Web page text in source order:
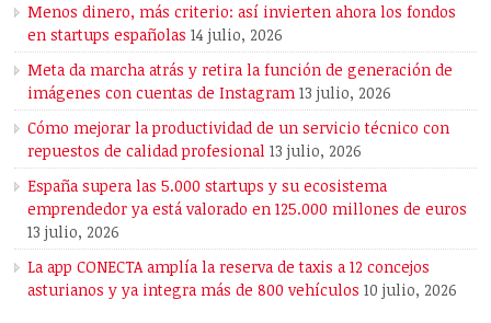
Menos dinero, más criterio: así invierten ahora los fondos
en startups españolas 14 julio, 2026
Meta da marcha atrás y retira la función de generación de
imágenes con cuentas de Instagram 13 julio, 2026
Cómo mejorar la productividad de un servicio técnico con
repuestos de calidad profesional 13 julio, 2026
España supera las 5.000 startups y su ecosistema
emprendedor ya está valorado en 125.000 millones de euros
13 julio, 2026
La app CONECTA amplía la reserva de taxis a 12 concejos
asturianos y ya integra más de 800 vehículos 10 julio, 2026